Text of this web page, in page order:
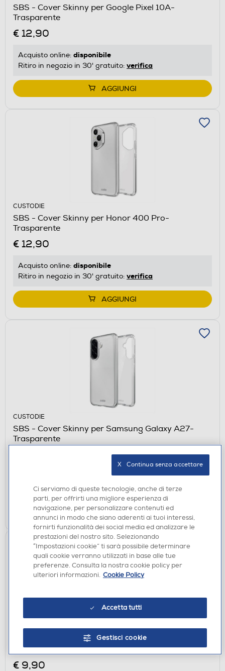
SBS - Cover Skinny per Google Pixel 10A-
Trasparente
€ 12,90
Acquisto online: disponibile
Ritiro in negozio in 30' gratuito: verifica
AGGIUNGI
CUSTODIE
SBS - Cover Skinny per Honor 400 Pro-
Trasparente
€ 12,90
Acquisto online: disponibile
Ritiro in negozio in 30' gratuito: verifica
AGGIUNGI
CUSTODIE
SBS - Cover Skinny per Samsung Galaxy A27-
Trasparente
Ritiro in negozio in 30' gratuito:verifica
AGGIUNGI
CUSTODIE
SBS - Cover Skinny per Oppo A6 Pro 5G-
Trasparente
€ 9,90
Ci serviamo di queste tecnologie, anche di terze
parti, per offrirti una migliore esperienza di
navigazione, per personalizzare contenuti ed
annunci in modo che siano aderenti ai tuoi interessi,
fornirti funzionalità dei social media ed analizzare le
prestazioni del nostro sito. Selezionando
“Impostazioni cookie” ti sarà possibile determinare
quali cookie verranno utilizzati in base alle tue
preferenze. Consulta la nostra cookie policy per
ulteriori informazioni. Cookie Policy
Accetta tutti
Gestisci cookie
X   Continua senza accettare